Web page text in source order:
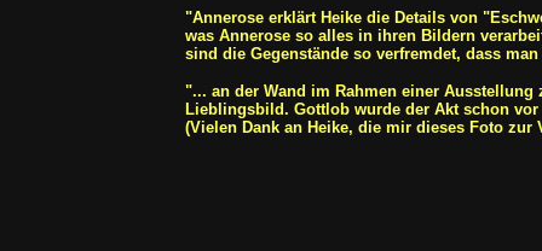
"Annerose erklärt Heike die Details von
was Annerose so alles in ihren Bildern
sind die Gegenstände so verfremdet, dass
"... an der Wand im Rahmen einer
Lieblingsbild. Gottlob wurde der Akt schon
(Vielen Dank an Heike, die mir dieses Foto zur